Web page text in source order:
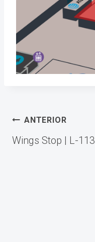
Navegación
de
ANTERIOR
Wings Stop | L-113